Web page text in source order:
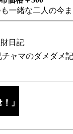
一緒な二人の今
日記
ャマのダメダメ記